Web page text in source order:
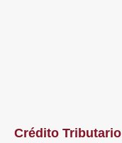
Crédito